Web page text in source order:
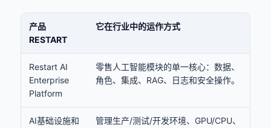
产品
RESTART
它在行业中的运作方式
Restart AI
Enterprise
Platform
零售人工智能模块的单一核心：数据、
角色、集成、RAG、日志和安全操作。
AI基础设施和
管理生产/测试/开发环境、GPU/CPU、